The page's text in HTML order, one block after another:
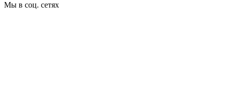
Мы в соц. сетях